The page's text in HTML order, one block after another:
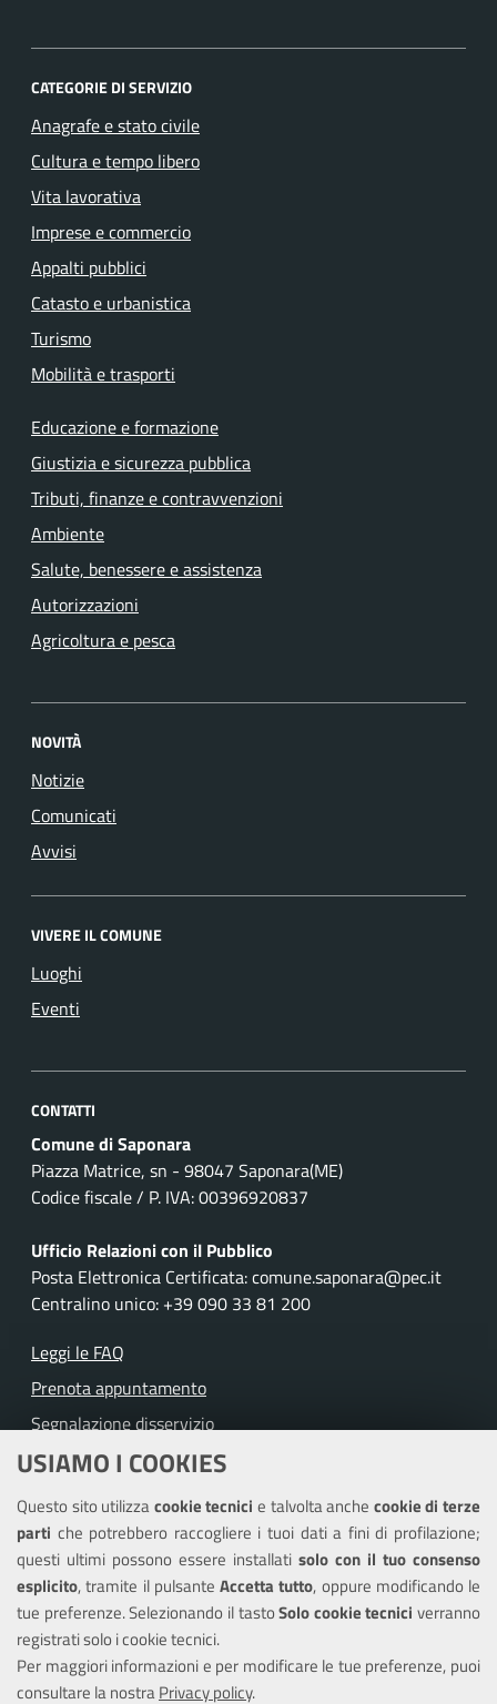
USIAMO I COOKIES
Questo sito utilizzacookie tecnicie talvolta anche cookie di terze
parti che potrebbero raccogliere i tuoi dati a fini di profilazione;
questi ultimi possono essere installati solo con il tuo consenso
esplicito, tramite il pulsante Accetta tutto, oppure modificando le
tue preferenze. Selezionando il tastoSolo cookie tecnici verranno
registrati solo i cookie tecnici.
Per maggiori informazioni e per modificare le tue preferenze, puoi
consultare la nostraPrivacy policy.
CATEGORIE DI SERVIZIO
Anagrafe e stato civile
Cultura e tempo libero
Vita lavorativa
Imprese e commercio
Appalti pubblici
Catasto e urbanistica
Turismo
Mobilità e trasporti
Educazione e formazione
Giustizia e sicurezza pubblica
Tributi, finanze e contravvenzioni
Ambiente
Salute, benessere e assistenza
Autorizzazioni
Agricoltura e pesca
NOVITÀ
Notizie
Comunicati
Avvisi
VIVERE IL COMUNE
Luoghi
Eventi
CONTATTI
Comune di Saponara
Piazza Matrice, sn - 98047 Saponara(ME)
Codice fiscale / P. IVA: 00396920837
Ufficio Relazioni con il Pubblico
Posta Elettronica Certificata: comune.saponara@pec.it
Centralino unico: +39 090 33 81 200
Leggi le FAQ
Prenota appuntamento
Segnalazione disservizio
Richiesta assistenza
Amministrazione trasparente
Informativa privacy
Note legali
Piano di miglioramento del sito
Dichiarazione di accessibilità